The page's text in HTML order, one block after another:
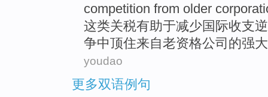
competition from older
这类关税有助于减少国际收支
争中顶住来自老资格公司的强大
youdao
更多双语例句